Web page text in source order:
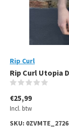
Rip Curl
Rip Curl Utopia
€25,99
Incl. btw
SKU: